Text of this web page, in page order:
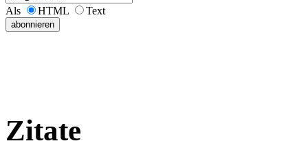
Als HTML Text
Zitate